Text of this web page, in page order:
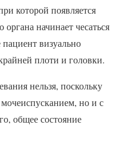
которой появляется
начинает чесаться
визуально
плоти и головки.
нельзя, поскольку
но и с
общее состояние